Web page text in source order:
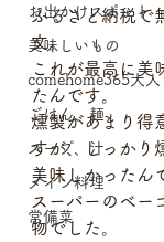
お出かけスポット
美味しいもの
comehome365大人
ごはん、麺
スープ、汁
メイン料理
常備菜
ふるさと納税で
文。
これが最高に美
たんです。
燻製があまり得
すが、しっかり
美味しかったん
スーパーのベー
物でした。